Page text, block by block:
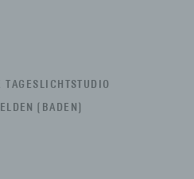
TAGESLICHTSTUDIO
(BADEN)